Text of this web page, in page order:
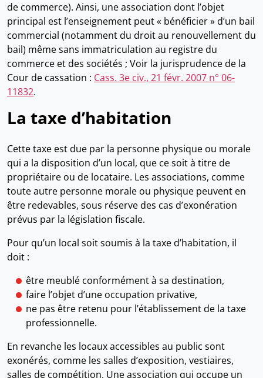
de commerce). Ainsi, une association dont l’objet
principal est l’enseignement peut « bénéficier » d’un bail
commercial (notamment du droit au renouvellement du
bail) même sans immatriculation au registre du
commerce et des sociétés ; Voir la jurisprudence de la
Cour de cassation : Cass. 3e civ., 21 févr. 2007 n° 06-
11832.
La taxe d’habitation
Cette taxe est due par la personne physique ou morale
qui a la disposition d’un local, que ce soit à titre de
propriétaire ou de locataire. Les associations, comme
toute autre personne morale ou physique peuvent en
être redevables, sous réserve des cas d’exonération
prévus par la législation fiscale.
Pour qu’un local soit soumis à la taxe d’habitation, il
doit :
être meublé conformément à sa destination,
faire l’objet d’une occupation privative,
ne pas être retenu pour l’établissement de la taxe
professionnelle.
En revanche les locaux accessibles au public sont
exonérés, comme les salles d’exposition, vestiaires,
salles de compétition. Une association qui occupe un